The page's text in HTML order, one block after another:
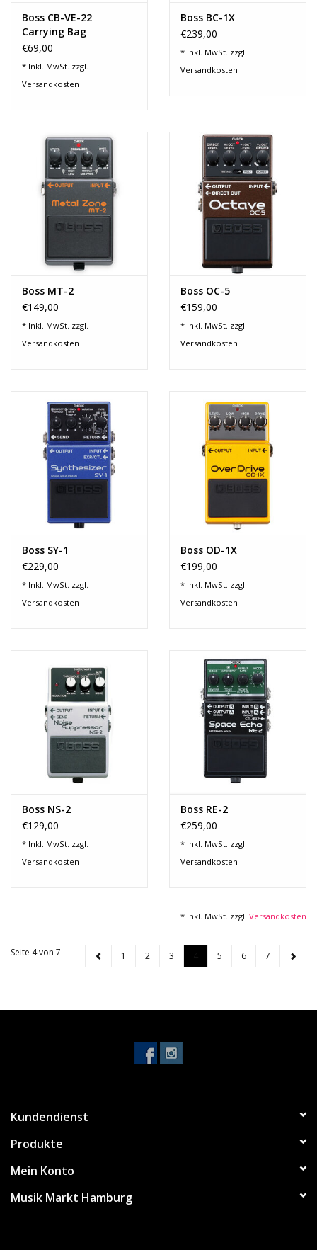
Boss CB-VE-22
Carrying Bag
€69,00
* Inkl. MwSt. zzgl.
Versandkosten
Boss BC-1X
€239,00
* Inkl. MwSt. zzgl.
Versandkosten
Boss MT-2
€149,00
* Inkl. MwSt. zzgl.
Versandkosten
Boss OC-5
€159,00
* Inkl. MwSt. zzgl.
Versandkosten
Boss SY-1
€229,00
* Inkl. MwSt. zzgl.
Versandkosten
Boss OD-1X
€199,00
* Inkl. MwSt. zzgl.
Versandkosten
Boss NS-2
€129,00
* Inkl. MwSt. zzgl.
Versandkosten
Boss RE-2
€259,00
* Inkl. MwSt. zzgl.
Versandkosten
* Inkl. MwSt. zzgl. Versandkosten
Seite 4 von 7 1 2 3 5 6 7
Kundendienst
Produkte
Mein Konto
Musik Markt Hamburg